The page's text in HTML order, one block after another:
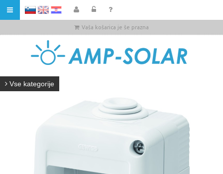
HR
Vaša košarica je še prazna
Vse kategorije